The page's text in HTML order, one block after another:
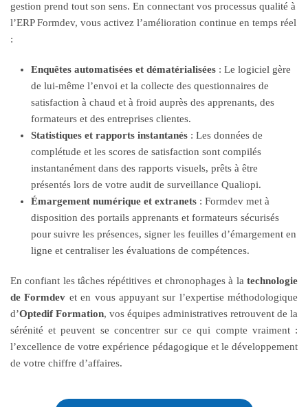
gestion prend tout son sens. En connectant vos processus qualité à
l’ERP Formdev, vous activez l’amélioration continue en temps réel
:
Enquêtes automatisées et dématérialisées : Le logiciel gère
de lui-même l’envoi et la collecte des questionnaires de
satisfaction à chaud et à froid auprès des apprenants, des
formateurs et des entreprises clientes.
Statistiques et rapports instantanés : Les données de
complétude et les scores de satisfaction sont compilés
instantanément dans des rapports visuels, prêts à être
présentés lors de votre audit de surveillance Qualiopi.
Émargement numérique et extranets : Formdev met à
disposition des portails apprenants et formateurs sécurisés
pour suivre les présences, signer les feuilles d’émargement en
ligne et centraliser les évaluations de compétences.
En confiant les tâches répétitives et chronophages à la technologie
de Formdev et en vous appuyant sur l’expertise méthodologique
d’Optedif Formation, vos équipes administratives retrouvent de la
sérénité et peuvent se concentrer sur ce qui compte vraiment :
l’excellence de votre expérience pédagogique et le développement
de votre chiffre d’affaires.